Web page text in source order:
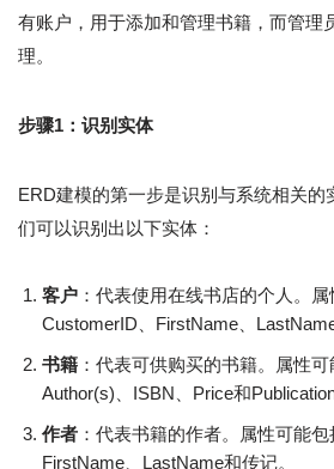
有账户，用于添加和管理书籍，而管理
理。
步骤1：识别实体
ERD建模的第一步是识别与系统相关的
们可以识别出以下实体：
客户 ：代表使用在线书店的个人。
CustomerID、FirstName、
书籍 ：代表可供购买的书籍。属性可
Author(s)、ISBN、Price和
作者 ：代表书籍的作者。属性可能包
FirstName、LastName和传记。